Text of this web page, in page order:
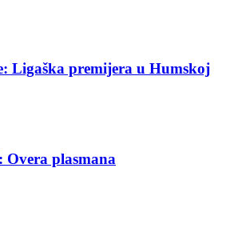
Ligaška premijera u Humskoj
Overa plasmana